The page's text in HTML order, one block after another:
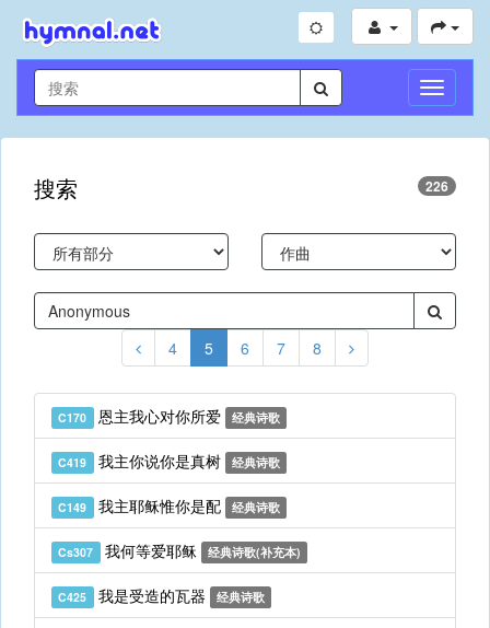
切
换
导
搜索 226
4 5 6 7 8
C170 恩主我心对你所爱 经典诗歌
C419 我主你说你是真树 经典诗歌
C149 我主耶稣惟你是配 经典诗歌
Cs307 我何等爱耶稣 经典诗歌(补充本)
C425 我是受造的瓦器 经典诗歌